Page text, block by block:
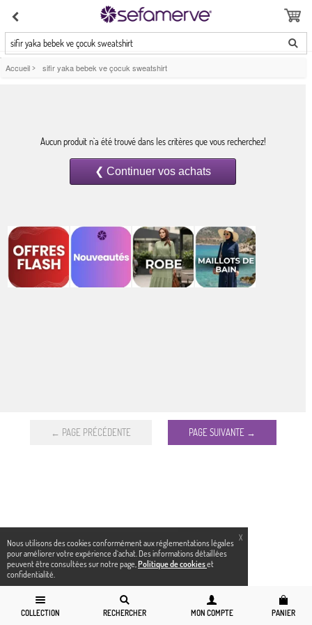
X
Nous utilisons des cookies conformément aux réglementations légales
pour améliorer votre expérience d`achat. Des informations détaillées
peuvent être consultées sur notre page,Politique de cookieset
confidentialité.
sifir yaka bebek ve çocuk sweatshirt
COLLECTION RECHERCHER MON COMPTE PANIER
Accueil > sifir yaka bebek ve çocuk sweatshirt
Aucun produit n`a été trouvé dans les critères que vous recherchez!
← PAGE PRÉCÉDENTE PAGE SUIVANTE →